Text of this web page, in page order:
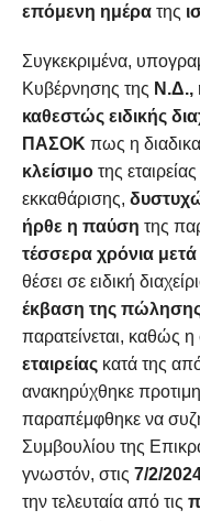
επόμενη ημέρατης
Συγκεκριμένα,
Κυβέρνησης της Ν.Δ.,
καθεστώς ειδικής
ΠΑΣΟΚ πως η
κλείσιμοτης εταιρείας
εκκαθάρισης,
ήρθε η παύση της
τέσσερα χρόνια μετά
θέσει σε ειδική
έκβαση της
παρατείνεται, καθώς
εταιρείαςκατά της
ανακηρύχθηκε
παραπέμφθηκε να
Συμβουλίου της
γνωστόν, στις 7/2/
την τελευταία από τις